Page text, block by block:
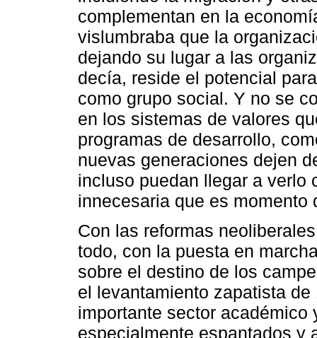
complementan en la
vislumbraba que la
dejando su lugar a las
decía, reside el potencial
como grupo social. Y no se
en los sistemas de valores
programas de desarrollo,
nuevas generaciones dejen
incluso puedan llegar a verlo
innecesaria que es momento
Con las reformas
todo, con la puesta en
sobre el destino de los
el levantamiento zapatista
importante sector académico
especialmente espantados y